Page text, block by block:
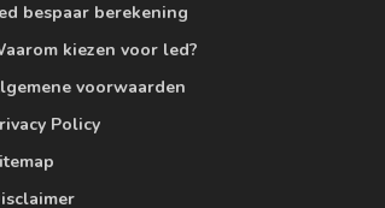
bespaar berekening
kiezen voor led?
voorwaarden
Policy